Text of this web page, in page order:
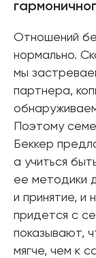
Отношений
нормально.
мы
партнера,
Поэтому
Беккер
а учиться
ее методики
и принятие, и
придется с
показывают,
мягче, чем к